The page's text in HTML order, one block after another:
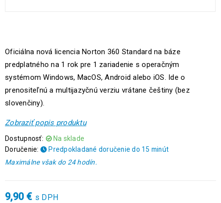
Oficiálna nová licencia Norton 360 Standard na báze
predplatného na 1 rok pre 1 zariadenie s operačným
systémom Windows, MacOS, Android alebo iOS. Ide o
prenositeľnú a multijazyčnú verziu vrátane češtiny (bez
slovenčiny).
Zobraziť popis produktu
Dostupnosť:
Na sklade
Doručenie:
Predpokladané doručenie do 15 minút
Maximálne však do 24 hodín.
9,90 € s DPH